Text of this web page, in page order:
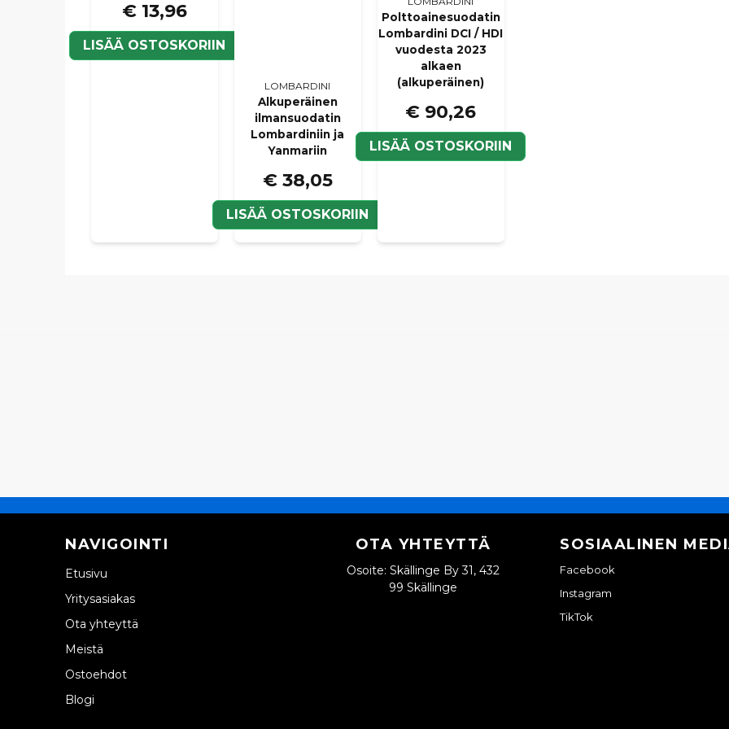
€ 13,96
LISÄÄ OSTOSKORIIN
LOMBARDINI
Alkuperäinen
ilmansuodatin
Lombardiniin ja
Yanmariin
€ 38,05
LISÄÄ OSTOSKORIIN
Polttoainesuodatin
Lombardini DCI / HDI
vuodesta 2023
alkaen
(alkuperäinen)
€ 90,26
LISÄÄ OSTOSKORIIN
NAVIGOINTI
Etusivu
Yritysasiakas
Ota yhteyttä
Meistä
Ostoehdot
Blogi
OTA YHTEYTTÄ
Osoite: Skällinge By 31, 432
99 Skällinge
SOSIAALINEN
Facebook
Instagram
TikTok